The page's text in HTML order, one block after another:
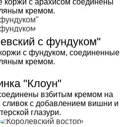
кремом.
с фундуком"
с фундуком, соединенные
кремом.
"Клоун"
взбитым кремом на
сливок с добавлением вишни и
глазури.